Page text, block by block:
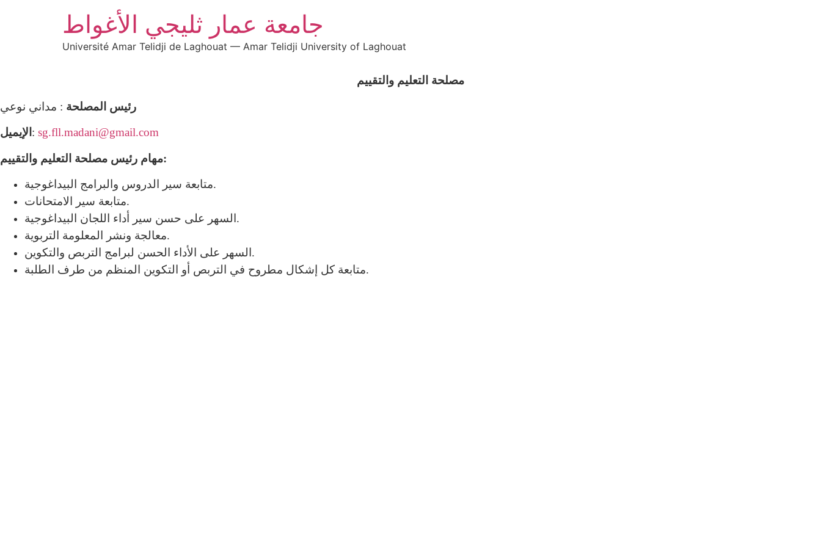
جامعة عمار ثليجي الأغواط
Université Amar Telidji de Laghouat — Amar Telidji University of Laghouat
مصلحة التعليم والتقييم
رئيس المصلحة : مداني نوعي
الإيميل : sg.fll.madani@gmail.com
مهام رئيس مصلحة التعليم والتقييم:
متابعة سير الدروس والبرامج البيداغوجية.
متابعة سير الامتحانات.
السهر على حسن سير أداء اللجان البيداغوجية.
معالجة ونشر المعلومة التربوية.
السهر على الأداء الحسن لبرامج التربص والتكوين.
متابعة كل إشكال مطروح في التربص أو التكوين المنظم من طرف الطلبة.